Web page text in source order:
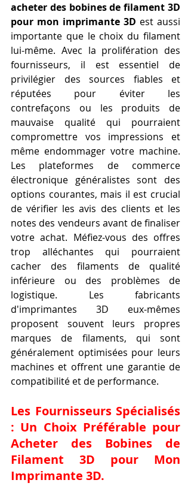
acheter des bobines de filament 3D
pour mon imprimante 3D est aussi
importante que le choix du filament
lui-même. Avec la prolifération des
fournisseurs, il est essentiel de
privilégier des sources fiables et
réputées pour éviter les
contrefaçons ou les produits de
mauvaise qualité qui pourraient
compromettre vos impressions et
même endommager votre machine.
Les plateformes de commerce
électronique généralistes sont des
options courantes, mais il est crucial
de vérifier les avis des clients et les
notes des vendeurs avant de finaliser
votre achat. Méfiez-vous des offres
trop alléchantes qui pourraient
cacher des filaments de qualité
inférieure ou des problèmes de
logistique. Les fabricants
d'imprimantes 3D eux-mêmes
proposent souvent leurs propres
marques de filaments, qui sont
généralement optimisées pour leurs
machines et offrent une garantie de
compatibilité et de performance.
Les Fournisseurs Spécialisés
Acheter des Bobines de
Filament 3D pour Mon
Imprimante 3D.